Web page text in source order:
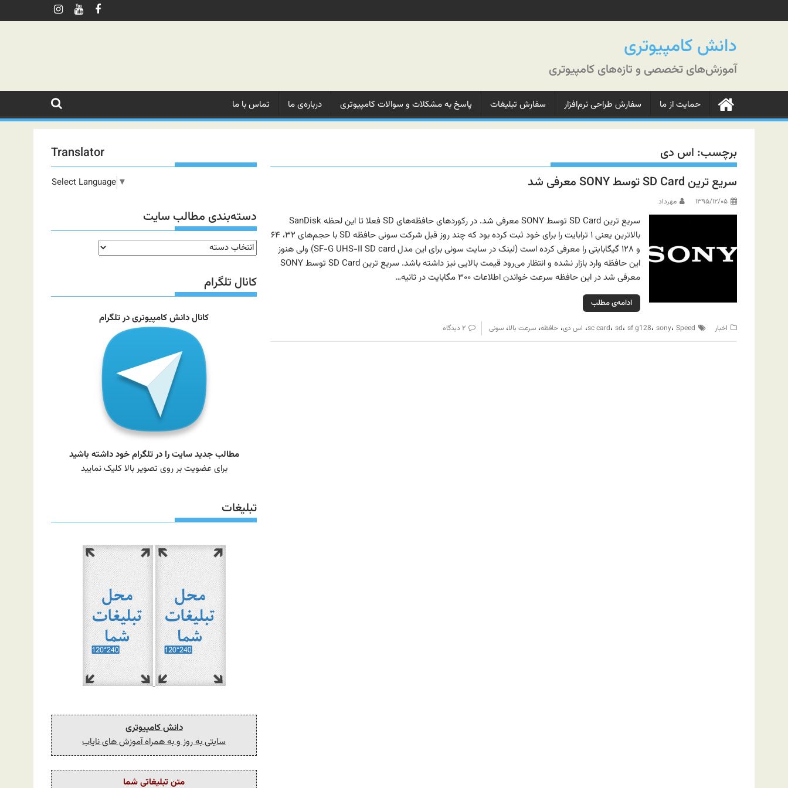
به
دانش کامپیوتری
آموزش‌های تخصصی و تازه‌های کامپیوتری
حمایت از ما سفارش طراحی نرم‌افزار سفارش‌ تبلیغات‌ پاسخ به مشکلات‌ و‌ سوالات‌ کامپیوتری درباره‌ی ما‌ تماس با ما
برچسب: اس دی
سریع ترین SD Card توسط SONY معرفی شد
۱۳۹۵/۱۲/۰۵ مهرداد
سریع ترین SD Card توسط SONY معرفی شد. در رکوردهای حافظه‌های SD فعلا تا این لحظه SanDisk
بالاترین یعنی ۱ ترابایت را برای خود ثبت کرده بود که چند روز قبل شرکت سونی حافظه SD با حجم‌های ۳۲، ۶۴
و ۱۲۸ گیگابایتی را معرفی کرده است (لینک در سایت سونی برای این مدل SF-G UHS-II SD card) ولی هنوز
این حافظه وارد بازار نشده و انتظار می‌رود قیمت بالایی نیز داشته باشد. سریع ترین SD Card توسط SONY
معرفی شد در این حافظه سرعت خواندن اطلاعات ۳۰۰ مگابایت در ثانیه…
ادامه‌ی مطلب
اخبار sc card، sd، sf g128، sony، Speed ، اس دی، حافظه، سرعت بالا، سونی ۲ دیدگاه
Translator
Select Language ▼
دسته‌بندی مطالب سایت
دسته‌بندی
مطالب
سایت
کانال تلگرام
کانال دانش کامپیوتری در تلگرام
مطالب جدید سایت را در تلگرام خود داشته باشید
برای عضویت بر روی تصویر بالا کلیک نمایید
تبلیغات
دانش کامپیوتری
سایتی به روز و به همراه آموزش های نایاب
متن تبلیغاتی شما